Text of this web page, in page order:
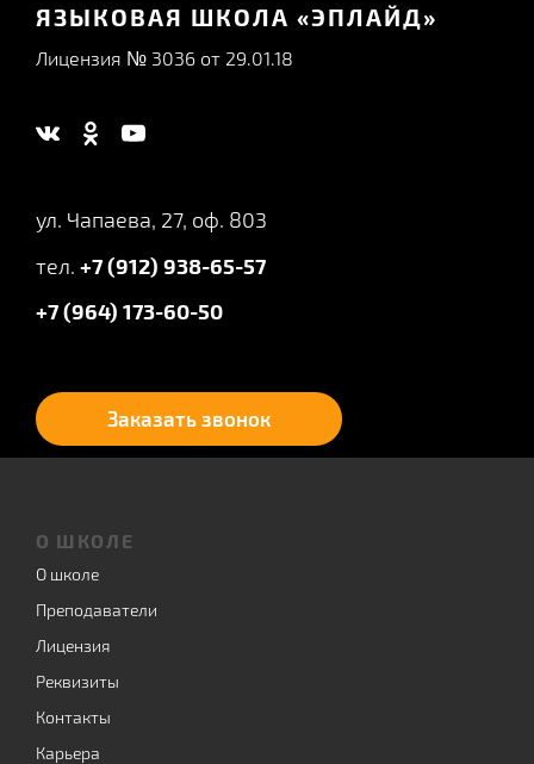
ЯЗЫКОВАЯ ШКОЛА «ЭПЛАЙД»
Лицензия № 3036 от 29.01.18
ул. Чапаева, 27, оф. 803
тел. +7 (912) 938-65-57
+7 (964) 173-60-50
Заказать звонок
О ШКОЛЕ
О школе
Преподаватели
Лицензия
Реквизиты
Контакты
Карьера